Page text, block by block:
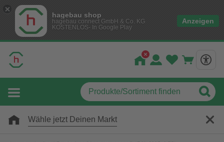
hagebau shop
hagebau connect GmbH & Co. KG
KOSTENLOS- In Google Play
Anzeigen
Wähle jetzt Deinen Markt